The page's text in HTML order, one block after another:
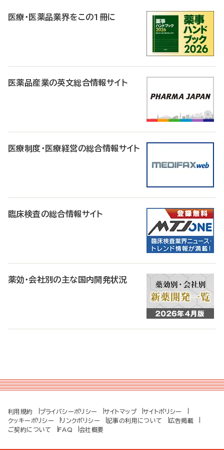
医療・医薬品業界をこの1冊に
医薬品産業の英文総合情報サイト
医療制度・医療経営の総合情報サイト
臨床検査の総合情報サイト
薬効・会社別の主な国内開発状況
利用規約 プライバシーポリシー サイトマップ
サイトポリシー
クッキーポリシー
リンクポリシー 記事の利用について
広告掲載
ご契約について
FAQ 会社概要